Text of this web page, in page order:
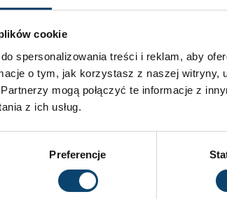
cookie
spersonalizowania treści i reklam, aby
o tym, jak korzystasz z naszej witryny,
mogą połączyć te informacje z
z ich usług.
Preferencje
Praktyczny poradnik
suplement diety wśród sportowców i
aktywnych fizycznie. Mogą wspierać
2026-01-07Brak komentarzy